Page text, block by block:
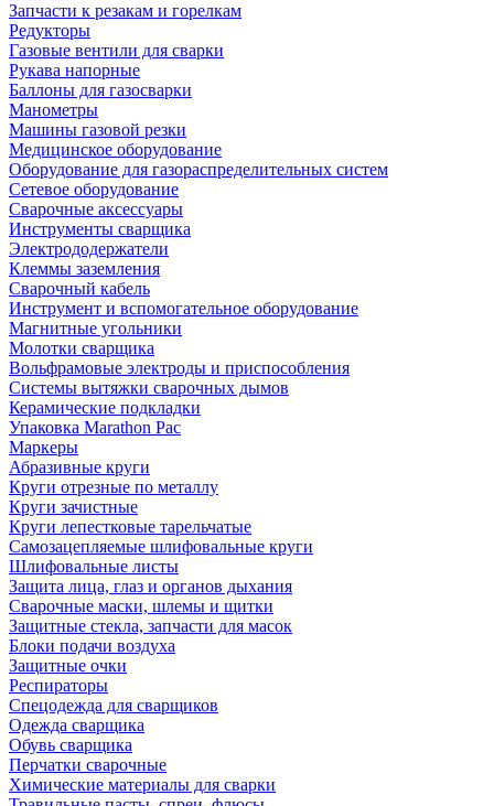
Запчасти к резакам и горелкам
Редукторы
Газовые вентили для сварки
Рукава напорные
Баллоны для газосварки
Манометры
Машины газовой резки
Медицинское оборудование
Оборудование для газораспределительных систем
Сетевое оборудование
Сварочные аксессуары
Инструменты сварщика
Электрододержатели
Клеммы заземления
Сварочный кабель
Инструмент и вспомогательное оборудование
Магнитные угольники
Молотки сварщика
Вольфрамовые электроды и приспособления
Системы вытяжки сварочных дымов
Керамические подкладки
Упаковка Marathon Pac
Маркеры
Абразивные круги
Круги отрезные по металлу
Круги зачистные
Круги лепестковые тарельчатые
Самозацепляемые шлифовальные круги
Шлифовальные листы
Защита лица, глаз и органов дыхания
Сварочные маски, шлемы и щитки
Защитные стекла, запчасти для масок
Блоки подачи воздуха
Защитные очки
Респираторы
Спецодежда для сварщиков
Одежда сварщика
Обувь сварщика
Перчатки сварочные
Химические материалы для сварки